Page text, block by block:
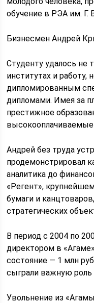
обучение в РЭА им. Г.
Бизнесмен Андрей
Студенту удалось не
институтах и работу,
дипломированным
дипломами. Имея за
престижное
Андрей без труда
продемонстрировал
аналитика до
«Регент»,
бумаги и
стратегических
В период с 2004 по
директором в
состояние — 1 млн
сыграли важную
Увольнение из